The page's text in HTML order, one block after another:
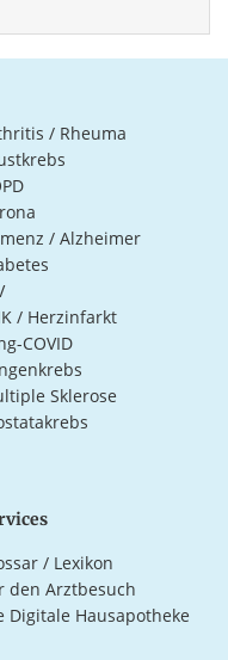
/ Rheuma
/ Alzheimer
/ Herzinfarkt
COVID
Sklerose
/ Lexikon
den Arztbesuch
Digitale Hausapotheke